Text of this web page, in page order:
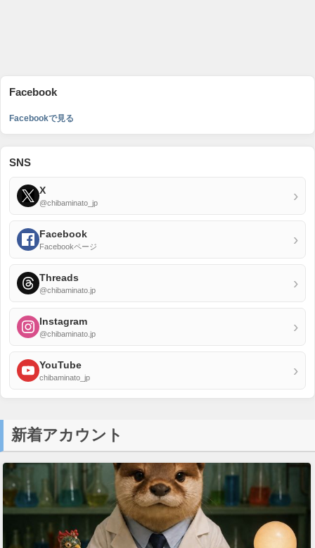
Facebook
Facebookで見る
SNS
X
@chibaminato_jp ›
Facebook
Facebookページ ›
Threads
@chibaminato.jp ›
Instagram
@chibaminato.jp ›
YouTube
chibaminato_jp ›
新着アカウント